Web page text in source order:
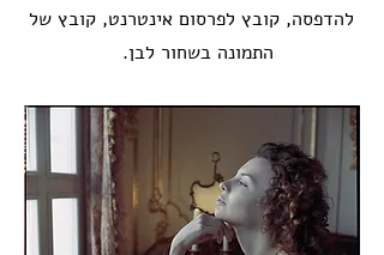
להדפסה, קובץ לפרסום אינטרנט, קובץ של
התמונה בשחור לבן.